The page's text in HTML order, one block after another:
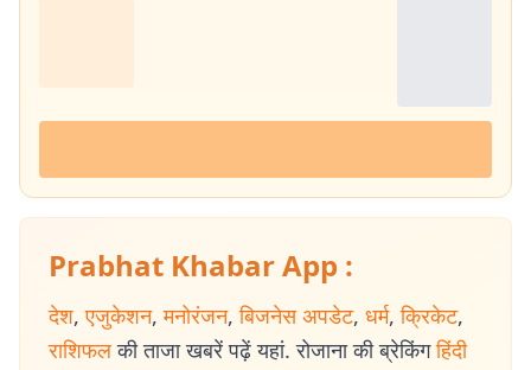
Prabhat Khabar App :
देश, एजुकेशन, मनोरंजन, बिजनेस अपडेट, धर्म, क्रिकेट,
राशिफल की ताजा खबरें पढ़ें यहां. रोजाना की ब्रेकिंग हिंदी